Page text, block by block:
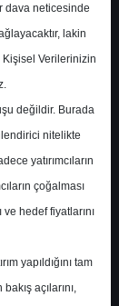
dava neticesinde
lakin
Kişisel Verilerinizin
değildir. Burada
nitelikte
yatırımcıların
çoğalması
ve hedef fiyatlarını
yapıldığını tam
açılarını,